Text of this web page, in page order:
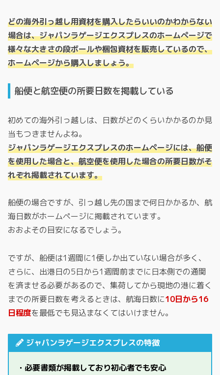
どの海外引っ越し用資材を購入したらいいのかわからない
場合は、ジャパンラゲージエクスプレスのホームページで
様々な大きさの段ボールや梱包資材を販売しているので、
ホームページから購入しましょう。
船便と航空便の所要日数を掲載している
初めての海外引っ越しは、日数がどのくらいかかるのか見
当もつきませんよね。
ジャパンラゲージエクスプレスのホームページには、船便
を使用した場合と、航空便を使用した場合の所要日数がそ
れぞれ掲載されています。
船便の場合ですが、引っ越し先の国まで何日かかるか、航
海日数がホームページに掲載されています。
おおよその目安になるでしょう。
ですが、船便は1週間に1便しか出ていない場合が多く、
さらに、出港日の5日から1週間前までに日本側での通関
を済ませる必要があるので、集荷してから現地の港に着く
までの所要日数を考えるときは、航海日数に10日から16
日程度を最低でも見込まなくてはいけません。
ジャパンラゲージエクスプレスの特徴
・必要書類が掲載しており初心者でも安心